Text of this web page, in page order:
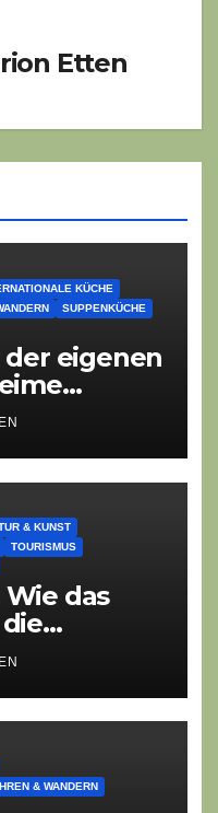
Etten
KÜCHE
SUPPENKÜCHE
der eigenen
& KUNST
TOURISMUS
das
& WANDERN